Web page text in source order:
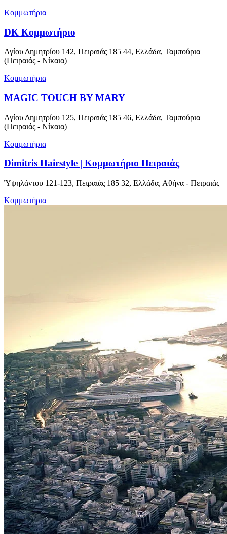
Κομμωτήρια
DK Κομμωτήριο
Αγίου Δημητρίου 142, Πειραιάς 185 44, Ελλάδα, Ταμπούρια
(Πειραιάς - Νίκαια)
Κομμωτήρια
MAGIC TOUCH BY MARY
Αγίου Δημητρίου 125, Πειραιάς 185 46, Ελλάδα, Ταμπούρια
(Πειραιάς - Νίκαια)
Κομμωτήρια
Dimitris Hairstyle | Κομμωτήριο Πειραιάς
Ὑψηλάντου 121-123, Πειραιάς 185 32, Ελλάδα, Αθήνα - Πειραιάς
Κομμωτήρια